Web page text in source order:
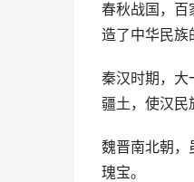
春秋战国，百
造了中华民族
秦汉时期，大
疆土，使汉民
魏晋南北朝，
瑰宝。